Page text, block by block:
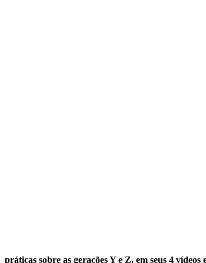
práticas sobre as gerações Y e Z, em seus 4